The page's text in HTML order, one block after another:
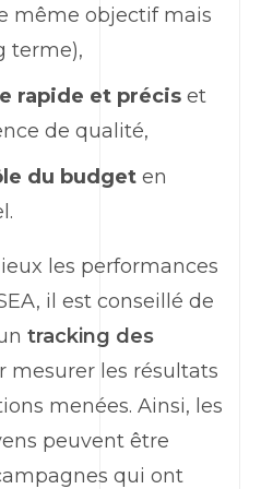
même objectif mais
terme),
rapide et précis et
de qualité,
du budget en
les performances
il est conseillé de
tracking des
mesurer les résultats
menées. Ainsi, les
peuvent être
qui ont